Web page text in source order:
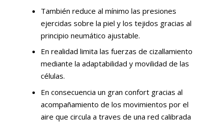
También reduce al mínimo las presiones
ejercidas sobre la piel y los tejidos gracias al
principio neumático ajustable.
En realidad limita las fuerzas de cizallamiento
mediante la adaptabilidad y movilidad de las
células.
En consecuencia un gran confort gracias al
acompañamiento de los movimientos por el
aire que circula a traves de una red calibrada